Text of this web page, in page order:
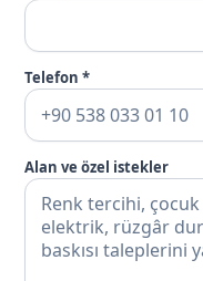
Telefon *
Alan ve özel istekler